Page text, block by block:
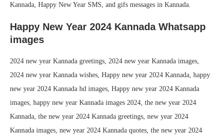
Kannada, Happy New Year SMS, and gifs messages in Kannada.
Happy New Year 2024 Kannada Whatsapp
images
2024 new year Kannada greetings, 2024 new year Kannada images,
2024 new year Kannada wishes, Happy new year 2024 Kannada, happy
new year 2024 Kannada hd images, Happy new year 2024 Kannada
images, happy new year Kannada images 2024, the new year 2024
Kannada, the new year 2024 Kannada greetings, new year 2024
Kannada images, new year 2024 Kannada quotes, the new year 2024